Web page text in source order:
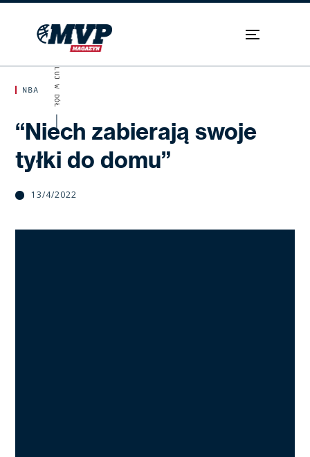
NBA
“Niech zabierają swoje
tyłki do domu”
13/4/2022
SKROLUJ W DÓŁ